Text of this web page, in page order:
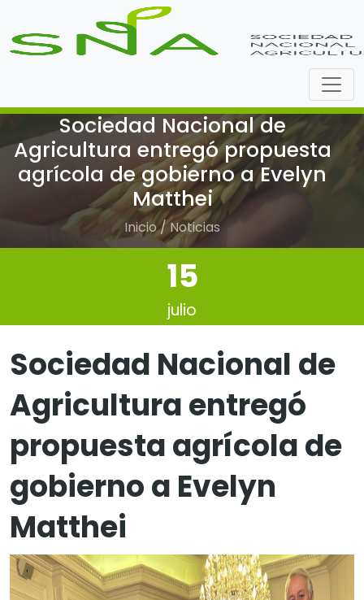
Sociedad Nacional de
Agricultura entregó propuesta
agrícola de gobierno a Evelyn
Matthei
Inicio / Noticias
15
julio
Sociedad Nacional de
Agricultura entregó
propuesta agrícola de
gobierno a Evelyn
Matthei